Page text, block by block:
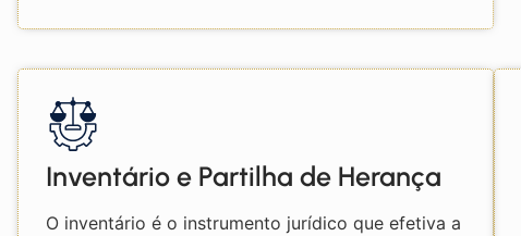
Inventário e Partilha de Herança
O inventário é o instrumento jurídico que efetiva a